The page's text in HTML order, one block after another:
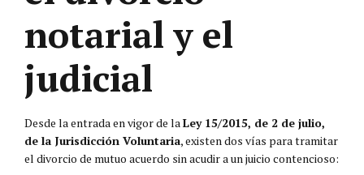
notarial y el
judicial
Desde la entrada en vigor de la Ley 15/2015, de 2 de julio,
de la Jurisdicción Voluntaria, existen dos vías para tramitar
el divorcio de mutuo acuerdo sin acudir a un juicio contencioso: